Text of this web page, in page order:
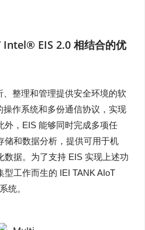
Intel® EIS 2.0 相结合的优
、整理和管理提供安全环境的软
作系统和多份通信协议，实现
外，EIS 能够同时完成多项任
储和数据分析，提供可用于机
数据。为了支持 EIS 实现上述功
工作而生的 IEI TANK AIoT
统。